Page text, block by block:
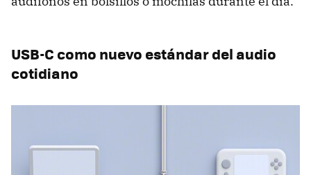
USB-C como nuevo estándar del audio
cotidiano